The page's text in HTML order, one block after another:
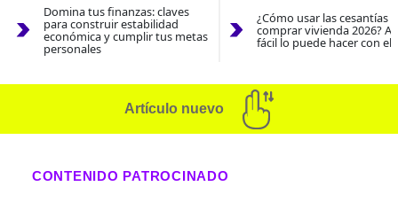
Domina tus finanzas: claves
para construir estabilidad
económica y cumplir tus metas
personales
¿Cómo usar las cesantías
comprar vivienda 2026?
fácil lo puede hacer con el
Artículo nuevo
CONTENIDO PATROCINADO